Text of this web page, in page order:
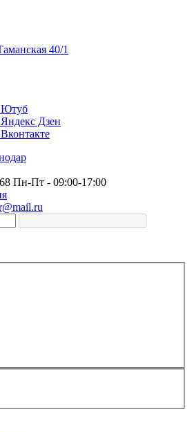
40/1
Пн-Пт - 09:00-17:00